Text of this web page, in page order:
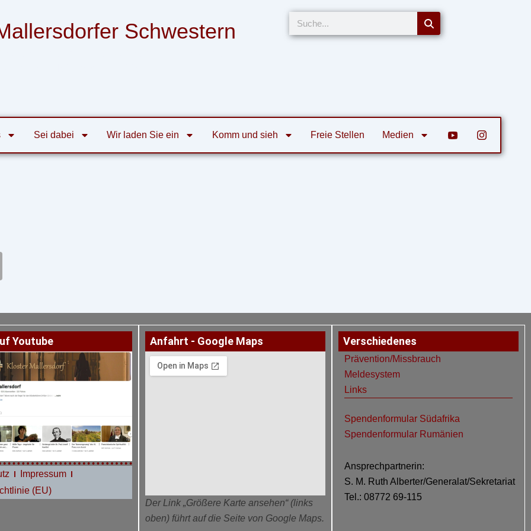
Schwestern
Suche
Sei dabei Wir laden Sie ein Komm und sieh Freie Stellen Medien
Internet
Youtube
Impressum
(EU)
Anfahrt - Google Maps
Der Link „Größere Karte ansehen“ (links
oben) führt auf die Seite von Google Maps.
Verschiedenes
Prävention/Missbrauch
Meldesystem
Links
Spendenformular Südafrika
Spendenformular Rumänien
Ansprechpartnerin:
S. M. Ruth Alberter/Generalat/Sekretariat
Tel.: 08772 69-115